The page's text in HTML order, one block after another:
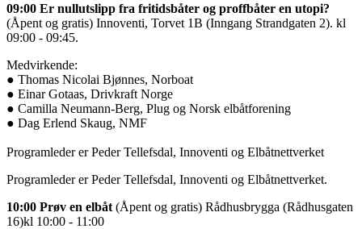
09:00 Er nullutslipp fra fritidsbåter og proffbåter en utopi?‍
(Åpent og gratis) Innoventi, Torvet 1B (Inngang Strandgaten 2). kl
09:00 - 09:45‍.
Medvirkende:
● Thomas Nicolai Bjønnes, Norboat
● Einar Gotaas, Drivkraft Norge
● Camilla Neumann-Berg, Plug og Norsk elbåtforening
● Dag Erlend Skaug, NMF
Programleder er Peder Tellefsdal, Innoventi og Elbåtnettverket
Programleder er Peder Tellefsdal, Innoventi og Elbåtnettverket.
10:00 Prøv en elbåt (Åpent og gratis) Rådhusbrygga (Rådhusgaten
16)kl 10:00 - 11:00